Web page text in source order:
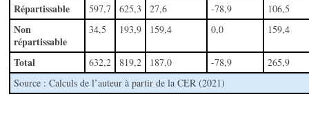
Répartissable
597,7 625,3 27,6 -78,9 106,5
Non
répartissable
34,5 193,9 159,4 0,0 159,4
Total 632,2 819,2 187,0 -78,9
265,9
Source : Calculs de l’auteur à partir de la CER (2021)